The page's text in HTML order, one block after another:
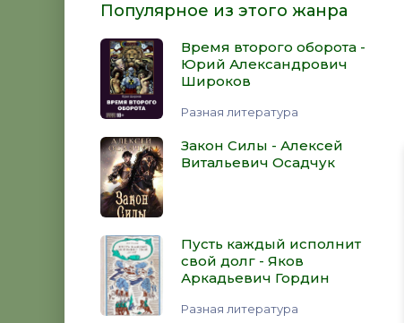
Популярное из этого жанра
Время второго оборота -
Юрий Александрович
Широков
Разная литература
Закон Силы - Алексей
Витальевич Осадчук
Пусть каждый исполнит
свой долг - Яков
Аркадьевич Гордин
Разная литература